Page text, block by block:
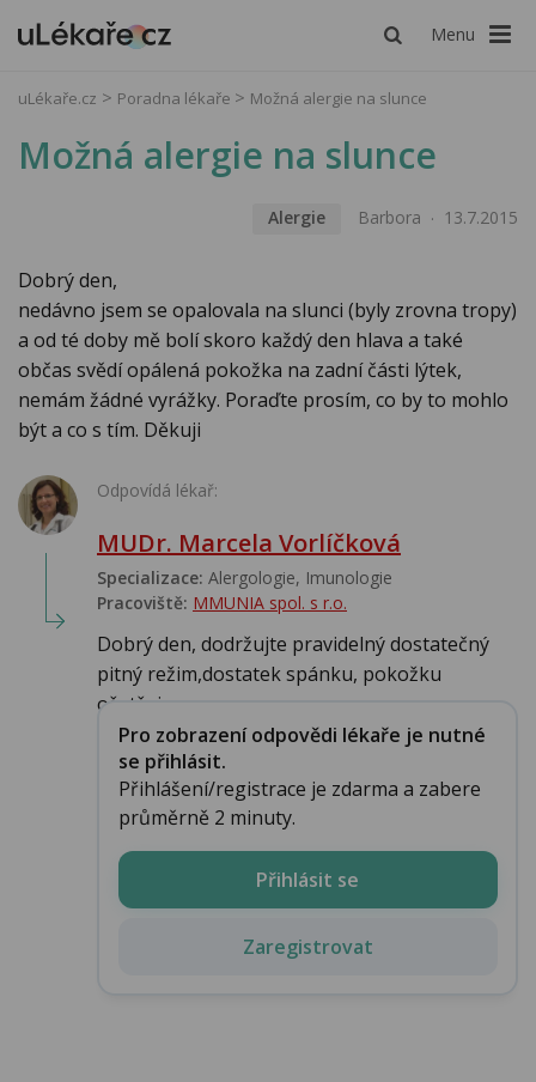
Menu
uLékaře.cz Poradna lékaře Možná alergie na slunce
Možná alergie na slunce
Alergie Barbora 13.7.2015
Dobrý den,
nedávno jsem se opalovala na slunci (byly zrovna tropy)
a od té doby mě bolí skoro každý den hlava a také
občas svědí opálená pokožka na zadní části lýtek,
nemám žádné vyrážky. Poraďte prosím, co by to mohlo
být a co s tím. Děkuji
Odpovídá lékař:
MUDr. Marcela Vorlíčková
Specializace: Alergologie‎, Imunologie‎
Pracoviště: MMUNIA spol. s r.o.
Dobrý den, dodržujte pravidelný dostatečný
pitný režim,dostatek spánku, pokožku
ošetřuj...
Pro zobrazení odpovědi lékaře je nutné
se přihlásit.
Přihlášení/registrace je zdarma a zabere
průměrně 2 minuty.
Přihlásit se
Zaregistrovat